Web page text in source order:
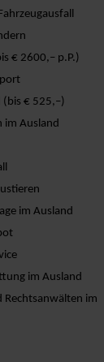
€ 2600,– p.P.)
(bis € 525,–)
im Ausland
im Ausland
im Ausland
im